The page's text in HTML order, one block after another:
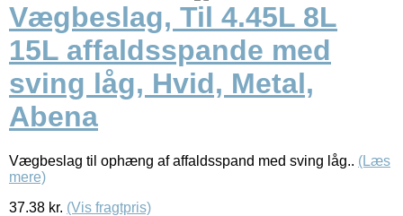
Vægbeslag, Til 4.45L 8L
15L affaldsspande med
sving låg, Hvid, Metal,
Abena
Vægbeslag til ophæng af affaldsspand med sving låg.. (Læs
mere)
37.38 kr. (Vis fragtpris)